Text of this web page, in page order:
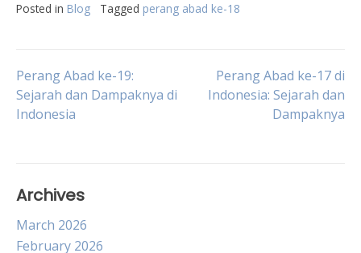
Posted in Blog Tagged perang abad ke-18
Post
navigation
Perang Abad ke-19:
Sejarah dan Dampaknya di
Indonesia
Perang Abad ke-17 di
Indonesia: Sejarah dan
Dampaknya
Archives
March 2026
February 2026